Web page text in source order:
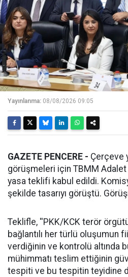
Yayınlanma: 08/08/2026 09:05
GAZETE PENCERE - Çerçeve
görüşmeleri için TBMM
yasa teklifi kabul edildi.
şekilde tasarıyı görüştü.
Teklifle, ''PKK/KCK terör
bağlantılı her türlü oluşumun
verdiğinin ve kontrolü altında
mühimmatı teslim ettiğinin
tespiti ve bu tespitin teyidine